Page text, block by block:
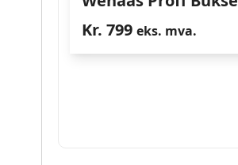
Kr. 799 eks. mva.